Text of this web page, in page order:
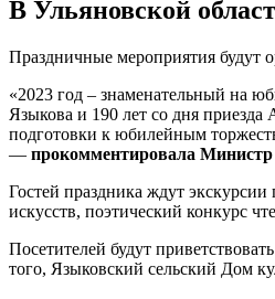
В Ульяновской
Праздничные мероприятия будут
«2023 год – знаменательный на
Языкова и 190 лет со дня
подготовки к юбилейным
— прокомментировала Министр
Гостей праздника ждут
искусств, поэтический конкурс
Посетителей будут
того, Языковский сельский Дом